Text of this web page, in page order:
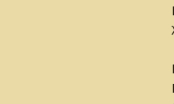
Елена